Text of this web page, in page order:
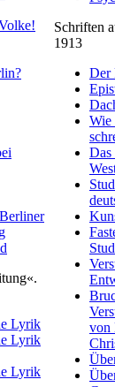
Lyrik
Lyrik
Lyrik
Schriften
1913
Der
Wie
Das
von